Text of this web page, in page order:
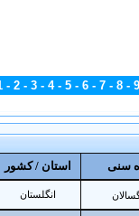
- 2 - 3 - 4- 5 - 6 - 7 - 8 - 9